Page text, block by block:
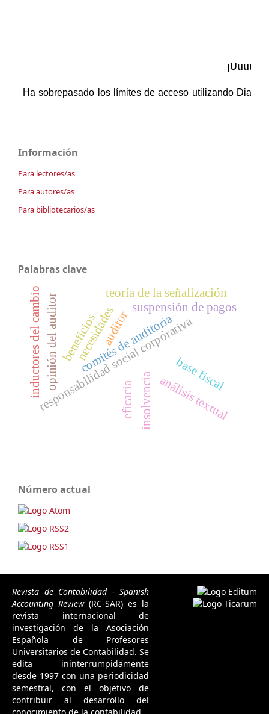
Información
Para lectores/as
Para autores/as
Para bibliotecarios/as
Palabras clave
responsabilidad social corporativa
opinión del auditor suspensión de pagos
insolvencia
comités de auditoria
auditor
necesidades
beneficios
teoría de la señalización
análisis textual
.
eficacia
base fiscal
inductores del cambio
Número actual
Revista de Contabilidad - Spanish
Accounting Review (RC-SAR) es la
revista internacional de
investigación de la Asociación
Española de Profesores
Universitarios de Contabilidad. Se
edita ininterrumpidamente
desde 1997 con una periodicidad
semestral, con el objetivo de
contribuir al desarrollo del